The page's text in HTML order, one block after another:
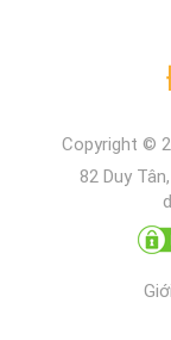
Copyright ©
82 Duy